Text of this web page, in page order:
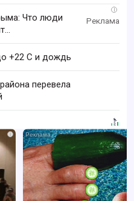
i
Что люди
+22 C и дождь
перевела
i